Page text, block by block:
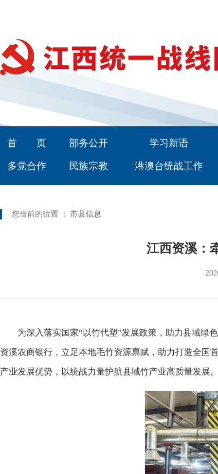
首 页 部务公开 学习新语
多党合作 民族宗教 港澳台统战工作
您当前的位置 ： 市县信息
江西资溪：
为深入落实国家“以竹代塑”发展政策，助力县域绿色
资溪农商银行，立足本地毛竹资源禀赋，助力打造全国
产业发展优势，以统战力量护航县域竹产业高质量发展